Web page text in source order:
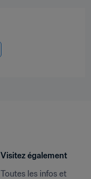
Visitez également
Toutes les infos et